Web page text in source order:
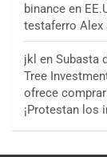
binance en
testaferro Alex
jkl en Subasta
Tree
ofrece
¡Protestan los